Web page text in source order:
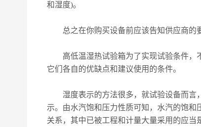
和湿度)。
总之在你购买设备前应该告知供应商的
高低温湿热试验箱为了实现试验条件，不
它们各自的优缺点和建议使用的条件。
湿度表示的方法很多，就试验设备而言，
示。由水汽饱和压力性质可知，水汽的饱
关系，其中已被工程和计量大量采用的应当